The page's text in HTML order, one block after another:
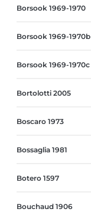
Borsook 1969-1970
Borsook 1969-1970b
Borsook 1969-1970c
Bortolotti 2005
Boscaro 1973
Bossaglia 1981
Botero 1597
Bouchaud 1906